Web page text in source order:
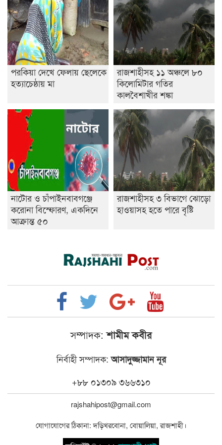
পরকিয়া দেখে ফেলায় ছেলেকে
হত্যাচেষ্ঠায় মা
রাজশাহীসহ ১১ অঞ্চলে ৮০
কিলোমিটার গতির
কালবৈশাখীর শঙ্কা
নাটোর ও চাঁপাইনবাবগঞ্জে
করোনা বিস্ফোরণ, একদিনে
আক্রান্ত ৫০
রাজশাহীসহ ৩ বিভাগে ঝোড়ো
হাওয়াসহ হতে পারে বৃষ্টি
সম্পাদক: শামীম কবীর
নির্বাহী সম্পাদক:আসাদুজ্জামান নূর
+৮৮ ০১৩০৯ ৩৬৬৩১০
rajshahipost@gmail.com
যোগাযোগের ঠিকানা: দড়িখরবোনা, বোয়ালিয়া, রাজশাহী।